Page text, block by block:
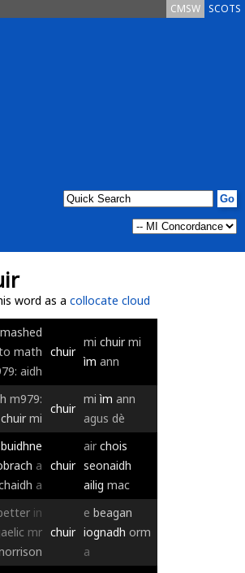
SCOTS
CMSW
word as a collocate cloud
mashed
math
aidh
chuir
mi chuir mi
ìm ann
m979:
chuir mi
chuir
mi ìm ann
agus dè
buidhne
a
a
chuir
air chois
seonaidh
ailig mac
in
mr chuir
e beagan
iognadh orm
a